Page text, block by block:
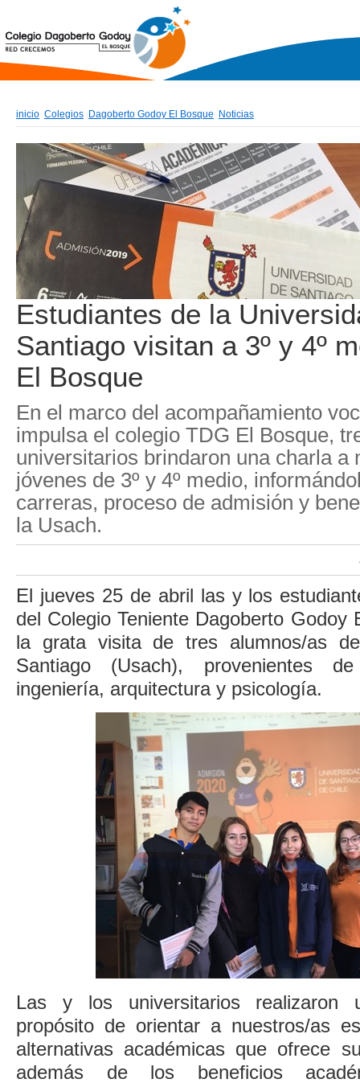
inicio Colegios Dagoberto Godoy El Bosque Noticias
Estudiantes de la
Santiago visitan a 3º y 4º
El Bosque
En el marco del acompañamiento
impulsa el colegio TDG El Bosque,
universitarios brindaron una charla a
jóvenes de 3º y 4º medio,
carreras, proceso de admisión y
la Usach.
El jueves 25 de abril las y los
del Colegio Teniente Dagoberto Godoy
la grata visita de tres alumnos/as
Santiago (Usach), provenientes
ingeniería, arquitectura y psicología.
Las y los universitarios realizaron
propósito de orientar a nuestros/as
alternativas académicas que ofrece
además de los beneficios